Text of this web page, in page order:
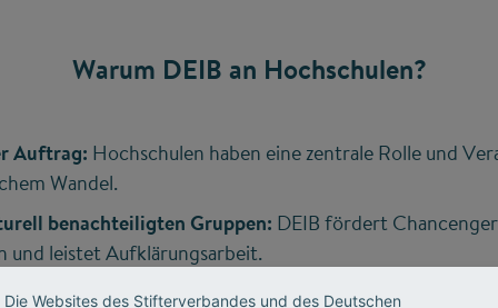
Warum DEIB an Hochschulen?
Auftrag: Hochschulen haben eine zentrale Rolle und
Wandel.
benachteiligten Gruppen: DEIB fördert
und leistet Aufklärungsarbeit.
mit und aktive Berücksichtigung von
Die Websites des Stifterverbandes und des Deutschen